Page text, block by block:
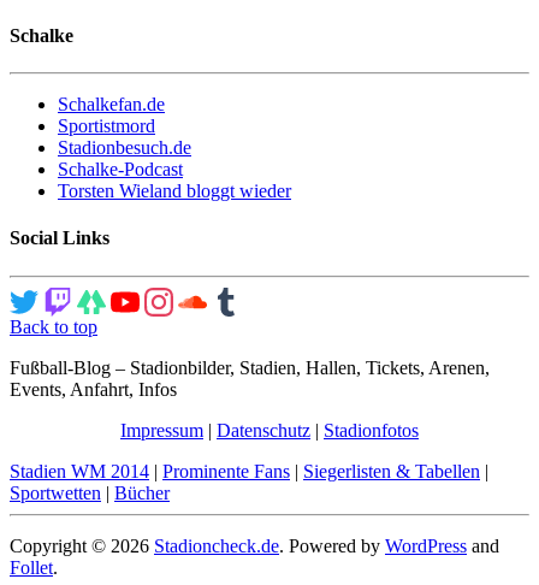
Schalke
Schalkefan.de
Sportistmord
Stadionbesuch.de
Schalke-Podcast
Torsten Wieland bloggt wieder
Social Links
Back to top
Fußball-Blog – Stadionbilder, Stadien, Hallen, Tickets, Arenen,
Events, Anfahrt, Infos
Impressum | Datenschutz | Stadionfotos
Stadien WM 2014 | Prominente Fans | Siegerlisten & Tabellen |
Sportwetten | Bücher
Copyright © 2026 Stadioncheck.de. Powered by WordPress and
Follet.